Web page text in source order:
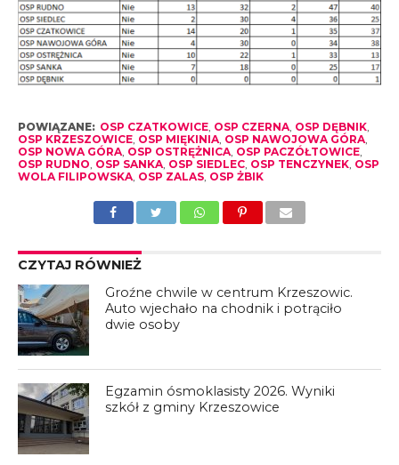
POWIĄZANE: OSP CZATKOWICE, OSP CZERNA, OSP DĘBNIK,
OSP KRZESZOWICE, OSP MIĘKINIA, OSP NAWOJOWA GÓRA,
OSP NOWA GÓRA, OSP OSTRĘŻNICA, OSP PACZÓŁTOWICE,
OSP RUDNO OSP SANKA, OSP SIEDLEC, OSP TENCZYNEK, OSP
WOLA FILIPOWSKA, OSP ZALAS, OSP ŻBIK
CZYTAJ RÓWNIEŻ
Groźne chwile w centrum Krzeszowic.
Auto wjechało na chodnik i potrąciło
dwie osoby
Egzamin ósmoklasisty 2026. Wyniki
szkół z gminy Krzeszowice